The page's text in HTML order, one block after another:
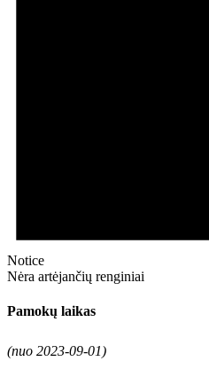
Notice
Nėra artėjančių renginiai
Pamokų laikas
(nuo 2023-09-01)